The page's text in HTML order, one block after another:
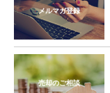
メルマガ登録
売却のご相談